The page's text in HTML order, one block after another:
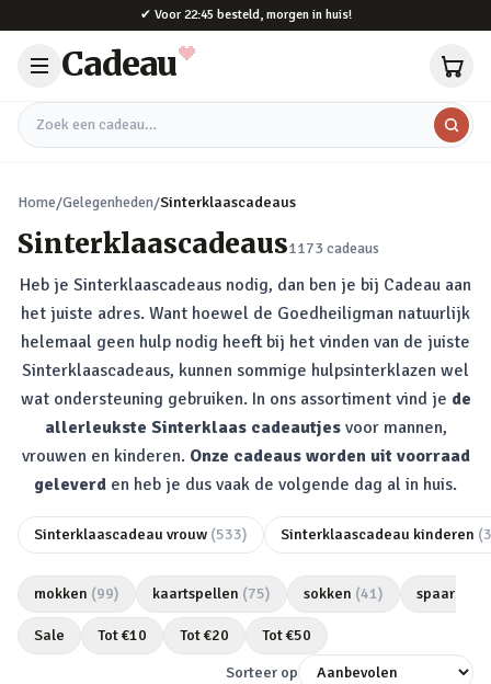
✔ Voor 22:45 besteld, morgen in huis!
Cadeau
Zoek een cadeau
Home/Gelegenheden/Sinterklaascadeaus
Sinterklaascadeaus1173 cadeaus
Heb je Sinterklaascadeaus nodig, dan ben je bij Cadeau aan
het juiste adres. Want hoewel de Goedheiligman natuurlijk
helemaal geen hulp nodig heeft bij het vinden van de juiste
Sinterklaascadeaus, kunnen sommige hulpsinterklazen wel
wat ondersteuning gebruiken. In ons assortiment vind je de
allerleukste Sinterklaas cadeautjesvoor mannen,
vrouwen en kinderen. Onze cadeaus worden uit voorraad
geleverd en heb je dus vaak de volgende dag al in huis.
Sinterklaascadeau vrouw (533) Sinterklaascadeau kinderen (
mokken (99) kaartspellen (75) sokken (41)
Sale Tot €10 Tot €20 Tot €50
Sorteer op